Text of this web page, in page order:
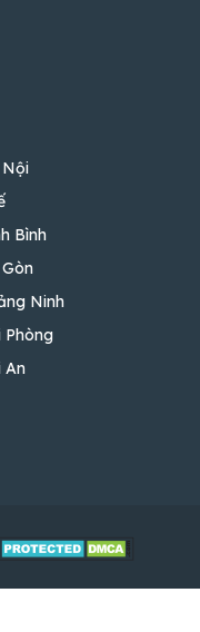
Bình
Ninh
Phòng
An